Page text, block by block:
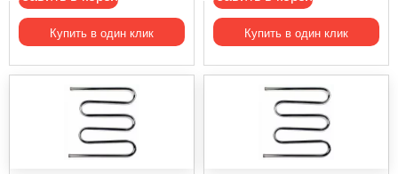
Купить в один клик Купить в один клик